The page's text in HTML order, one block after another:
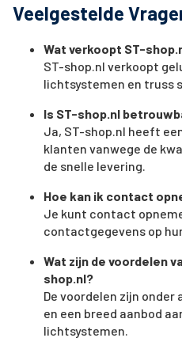
Veelgestelde
Wat verkoopt ST-
ST-shop.nl verkoopt
lichtsystemen en truss
Is ST-shop.nl
Ja, ST-shop.nl heeft
klanten vanwege de
de snelle levering.
Hoe kan ik contact
Je kunt contact
contactgegevens op
Wat zijn de voordelen
shop.nl?
De voordelen zijn
en een breed aanbod
lichtsystemen.